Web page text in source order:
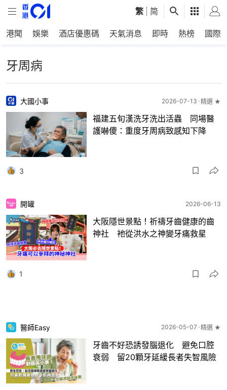
繁 简
港聞 娛樂 酒店優惠碼 天氣消息 即時 熱榜 國際
牙周病
大國小事 2026-07-13 精選 ★
福建五旬漢洗牙洗出活蟲 同場醫
護嚇傻：重度牙周病致感知下降
3
開罐 2026-06-13
大阪隱世景點！祈禱牙齒健康的齒
神社 衪從洪水之神變牙痛救星
1
醫師Easy 2026-05-07 精選 ★
牙齒不好恐誘發腦退化 避免口腔
衰弱 留20顆牙延緩長者失智風險